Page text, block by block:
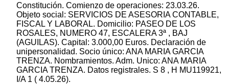
Constitución. Comienzo de operaciones: 23.03.26.
Objeto social: SERVICIOS DE ASESORIA CONTABLE,
FISCAL Y LABORAL. Domicilio: PASEO DE LOS
ROSALES, NUMERO 47, ESCALERA 3ª , BAJ
(AGUILAS). Capital: 3.000,00 Euros. Declaración de
unipersonalidad. Socio único: ANA MARIA GARCIA
TRENZA. Nombramientos. Adm. Unico: ANA MARIA
GARCIA TRENZA. Datos registrales. S 8 , H MU119921,
I/A 1 ( 4.05.26).